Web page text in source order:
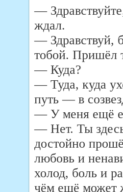
—
ждал.
— Здравствуй,
тобой. Пришёл
— Куда?
— Туда, куда
путь — в
— У меня ещё
— Нет. Ты
достойно
любовь и
холод, боль и
чём ещё может